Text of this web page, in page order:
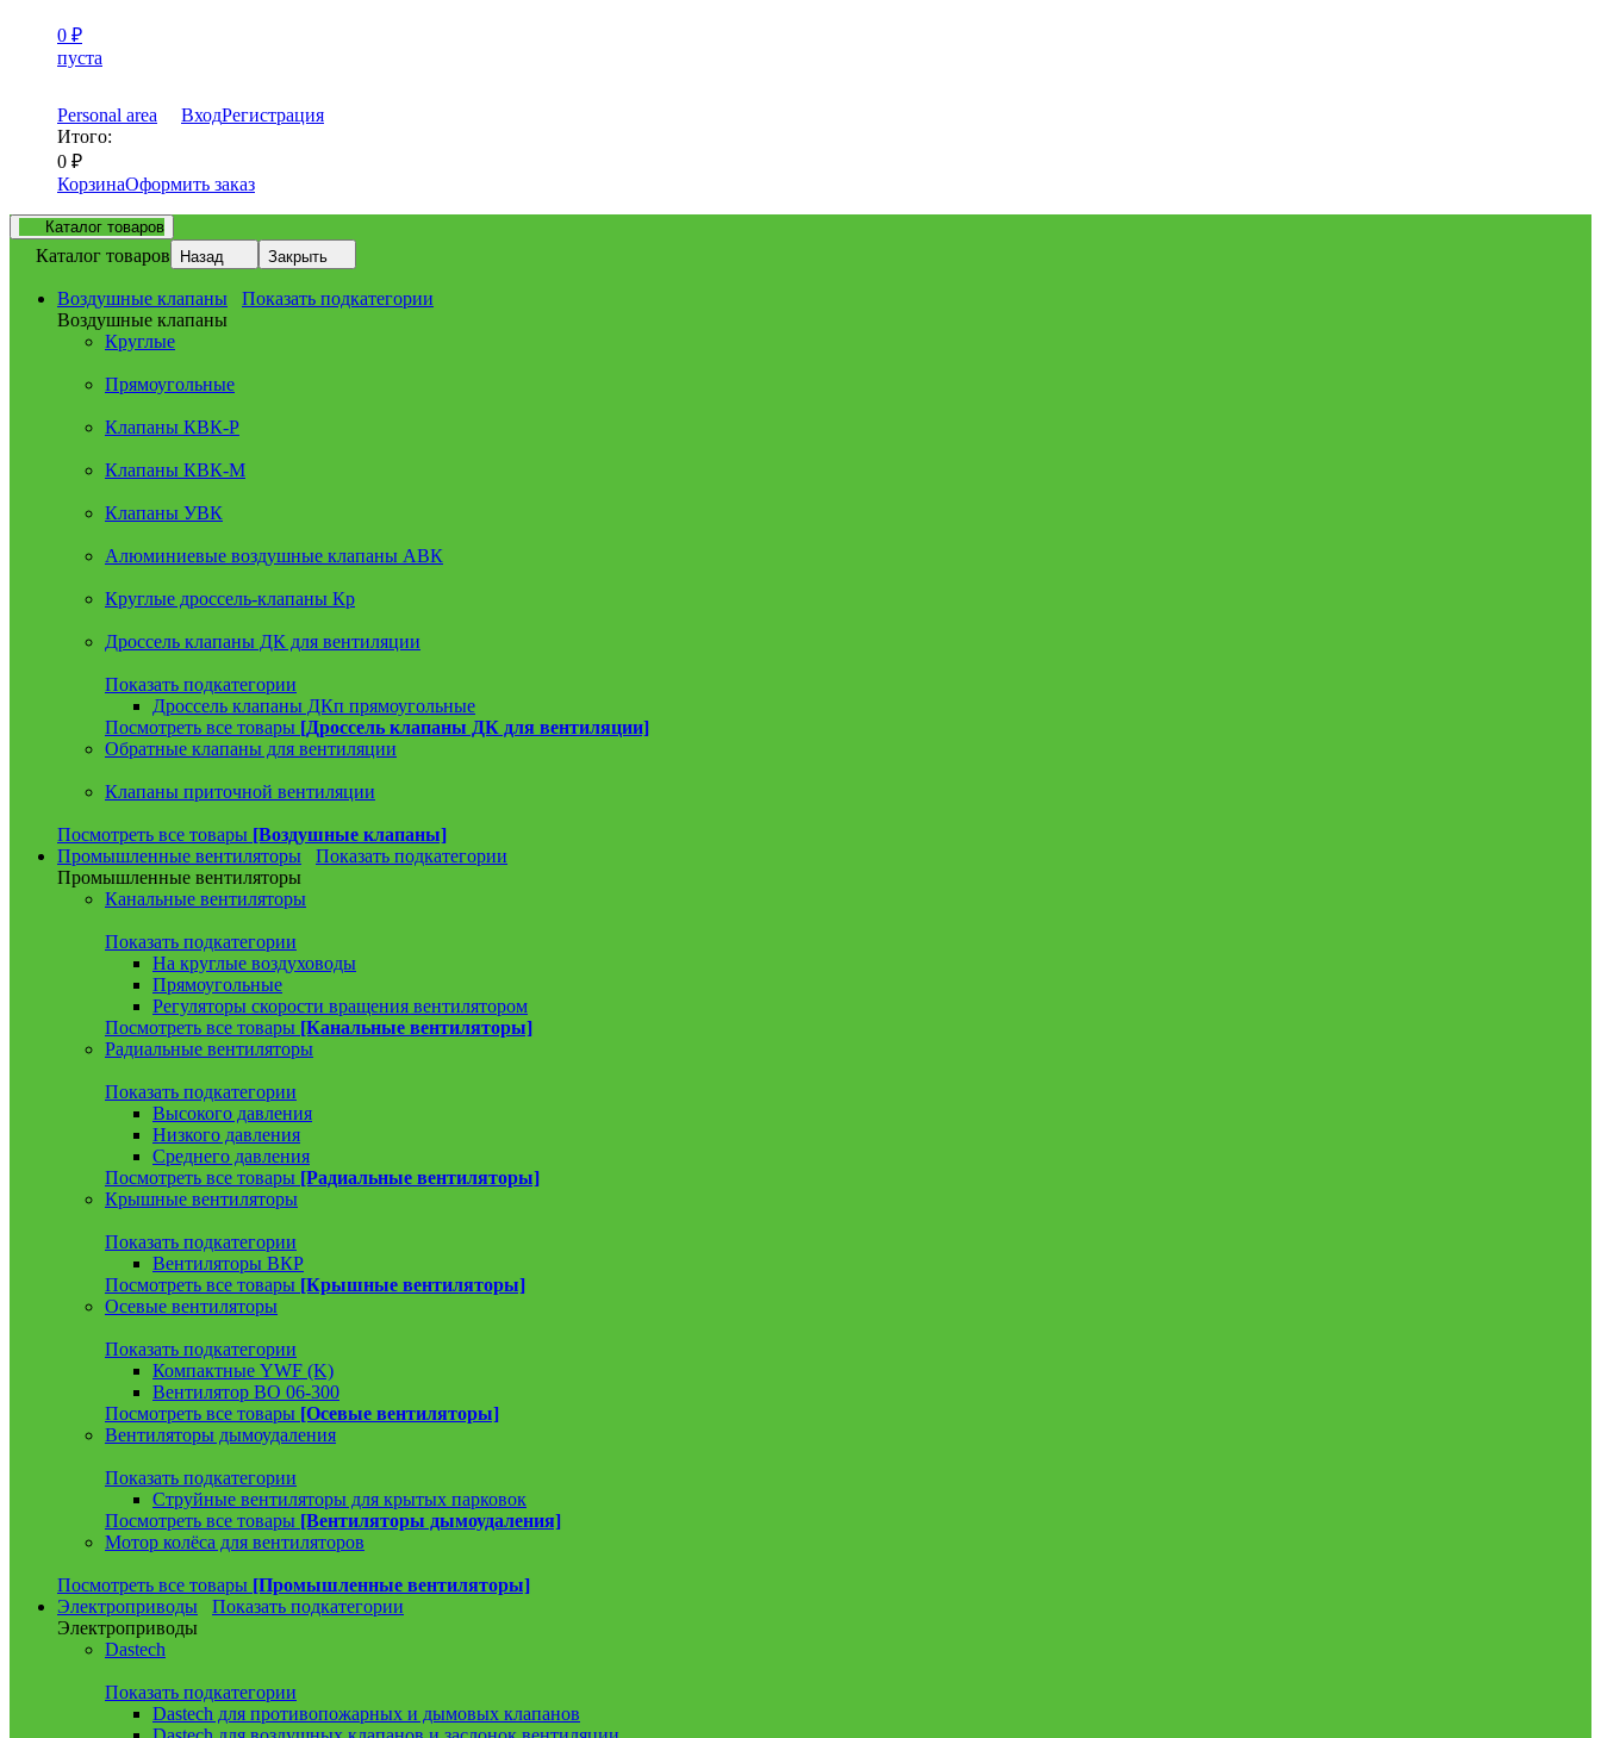
0 ₽
пуста
Personal area ВходРегистрация
Итого:
0 ₽
КорзинаОформить заказ
Каталог товаров
Каталог товаров Назад Закрыть
Воздушные клапаны
Показать подкатегории
Воздушные клапаны
Круглые
Прямоугольные
Клапаны КВК-Р
Клапаны КВК-М
Клапаны УВК
Алюминиевые воздушные клапаны АВК
Круглые дроссель-клапаны Кр
Дроссель клапаны ДК для вентиляции
Показать подкатегории
Дроссель клапаны ДКп прямоугольные
Посмотреть все товары [Дроссель клапаны ДК для вентиляции]
Обратные клапаны для вентиляции
Клапаны приточной вентиляции
Посмотреть все товары [Воздушные клапаны]
Промышленные вентиляторы
Показать подкатегории
Промышленные вентиляторы
Канальные вентиляторы
Показать подкатегории
На круглые воздуховоды
Прямоугольные
Регуляторы скорости вращения вентилятором
Посмотреть все товары [Канальные вентиляторы]
Радиальные вентиляторы
Показать подкатегории
Высокого давления
Низкого давления
Среднего давления
Посмотреть все товары [Радиальные вентиляторы]
Крышные вентиляторы
Показать подкатегории
Вентиляторы ВКР
Посмотреть все товары [Крышные вентиляторы]
Осевые вентиляторы
Показать подкатегории
Компактные YWF (K)
Вентилятор ВО 06-300
Посмотреть все товары [Осевые вентиляторы]
Вентиляторы дымоудаления
Показать подкатегории
Струйные вентиляторы для крытых парковок
Посмотреть все товары [Вентиляторы дымоудаления]
Мотор колёса для вентиляторов
Посмотреть все товары [Промышленные вентиляторы]
Электроприводы
Показать подкатегории
Электроприводы
Dastech
Показать подкатегории
Dastech для противопожарных и дымовых клапанов